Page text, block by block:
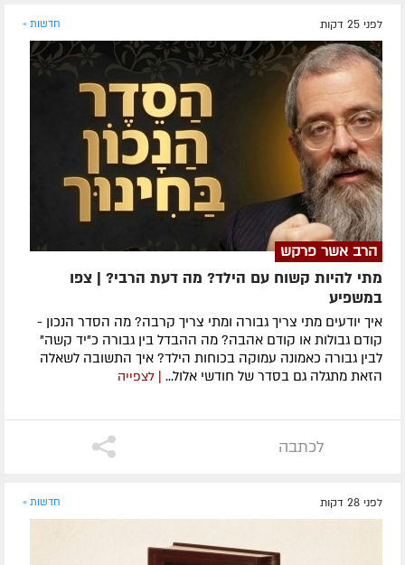
לפני 25 דקות חדשות »
הרב אשר פרקש
מתי להיות קשוח עם הילד? מה דעת הרבי? | צפו
במשפיע
איך יודעים מתי צריך גבורה ומתי צריך קרבה? מה הסדר הנכון -
קודם גבולות או קודם אהבה? מה ההבדל בין גבורה כ"יד קשה"
לבין גבורה כאמונה עמוקה בכוחות הילד? איך התשובה לשאלה
הזאת מתגלה גם בסדר של חודשי אלול...
| לצפייה
לכתבה
לפני 28 דקות חדשות »